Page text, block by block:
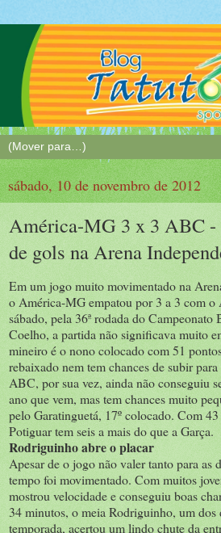
sábado, 10 de novembro de 2012
América-MG 3 x 3 ABC -
de gols na Arena
Em um jogo muito movimentado na
o América-MG empatou por 3 a 3 com o
sábado, pela 36ª rodada do Campeonato
Coelho, a partida não significava muito
mineiro é o nono colocado com 51
rebaixado nem tem chances de subir
ABC, por sua vez, ainda não conseguiu
ano que vem, mas tem chances muito
pelo Garatinguetá, 17º colocado. Com
Potiguar tem seis a mais do que a Garça.
Rodriguinho abre o placar
Apesar de o jogo não valer tanto para as
tempo foi movimentado. Com muitos
mostrou velocidade e conseguiu boas
34 minutos, o meia Rodriguinho, um dos
temporada, acertou um lindo chute da